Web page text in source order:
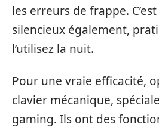
les erreurs de frappe.
silencieux également,
l’utilisez la nuit.
Pour une vraie efficacité,
clavier mécanique,
gaming. Ils ont des